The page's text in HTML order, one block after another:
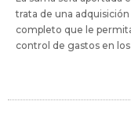
trata de una
completo que le
control de gastos en